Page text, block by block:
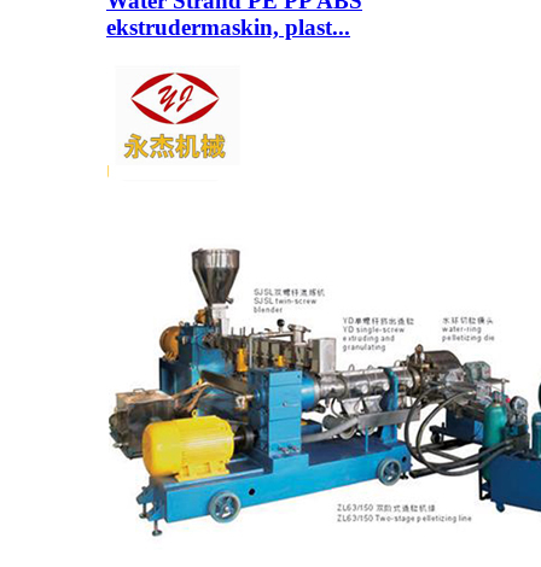
ekstrudermaskin, plast...